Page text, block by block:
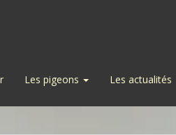
Les pigeons Les actualités